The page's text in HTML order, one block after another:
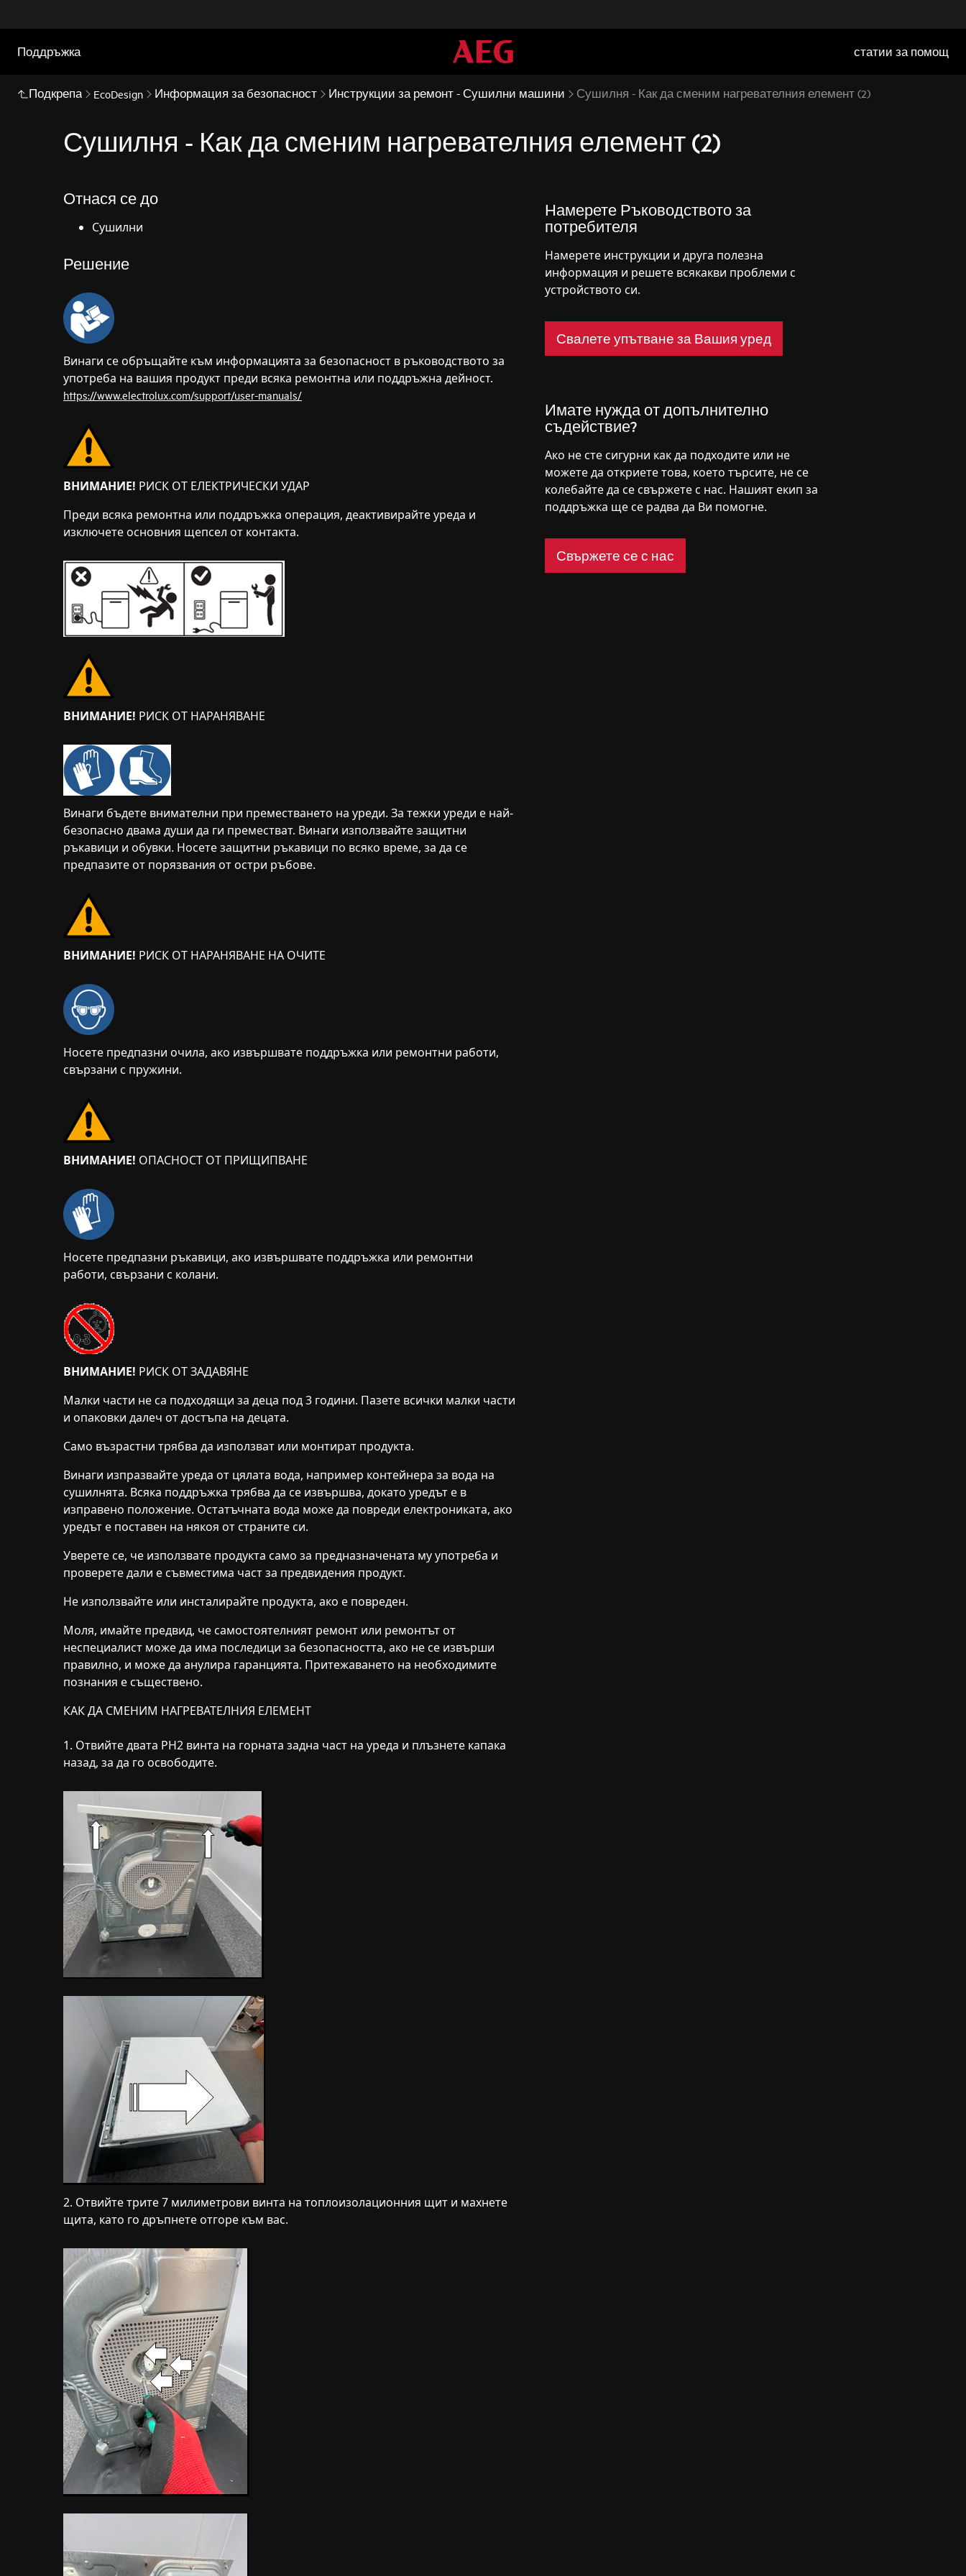
Поддръжка статии за помощ
Подкрепа EcoDesign Информация за безопасност Инструкции за ремонт - Сушилни машини Сушилня - Как да сменим нагревателния елемент (2)
Сушилня - Как да сменим нагревателния елемент (2)
Отнася се до
Сушилни
Решение
Винаги се обръщайте към информацията за безопасност в ръководството за
употреба на вашия продукт преди всяка ремонтна или поддръжна дейност.
https://www.electrolux.com/support/user-manuals/
ВНИМАНИЕ! РИСК ОТ ЕЛЕКТРИЧЕСКИ УДАР
Преди всяка ремонтна или поддръжка операция, деактивирайте уреда и
изключете основния щепсел от контакта.
ВНИМАНИЕ! РИСК ОТ НАРАНЯВАНЕ
Винаги бъдете внимателни при преместването на уреди. За тежки уреди е най-
безопасно двама души да ги преместват. Винаги използвайте защитни
ръкавици и обувки. Носете защитни ръкавици по всяко време, за да се
предпазите от порязвания от остри ръбове.
ВНИМАНИЕ! РИСК ОТ НАРАНЯВАНЕ НА ОЧИТЕ
Носете предпазни очила, ако извършвате поддръжка или ремонтни работи,
свързани с пружини.
ВНИМАНИЕ! ОПАСНОСТ ОТ ПРИЩИПВАНЕ
Носете предпазни ръкавици, ако извършвате поддръжка или ремонтни
работи, свързани с колани.
ВНИМАНИЕ! РИСК ОТ ЗАДАВЯНЕ
Малки части не са подходящи за деца под 3 години. Пазете всички малки части
и опаковки далеч от достъпа на децата.
Само възрастни трябва да използват или монтират продукта.
Винаги изпразвайте уреда от цялата вода, например контейнера за вода на
сушилнята. Всяка поддръжка трябва да се извършва, докато уредът е в
изправено положение. Остатъчната вода може да повреди електрониката, ако
уредът е поставен на някоя от страните си.
Уверете се, че използвате продукта само за предназначената му употреба и
проверете дали е съвместима част за предвидения продукт.
Не използвайте или инсталирайте продукта, ако е повреден.
Моля, имайте предвид, че самостоятелният ремонт или ремонтът от
неспециалист може да има последици за безопасността, ако не се извърши
правилно, и може да анулира гаранцията. Притежаването на необходимите
познания е съществено.
КАК ДА СМЕНИМ НАГРЕВАТЕЛНИЯ ЕЛЕМЕНТ
1. Отвийте двата PH2 винта на горната задна част на уреда и плъзнете капака
назад, за да го освободите.
2. Отвийте трите 7 милиметрови винта на топлоизолационния щит и махнете
щита, като го дръпнете отгоре към вас.
Намерете Ръководството за
потребителя
Намерете инструкции и друга полезна
информация и решете всякакви проблеми с
устройството си.
Свалете упътване за Вашия уред
Имате нужда от допълнително
съдействие?
Ако не сте сигурни как да подходите или не
можете да откриете това, което търсите, не се
колебайте да се свържете с нас. Нашият екип за
поддръжка ще се радва да Ви помогне.
Свържете се с нас